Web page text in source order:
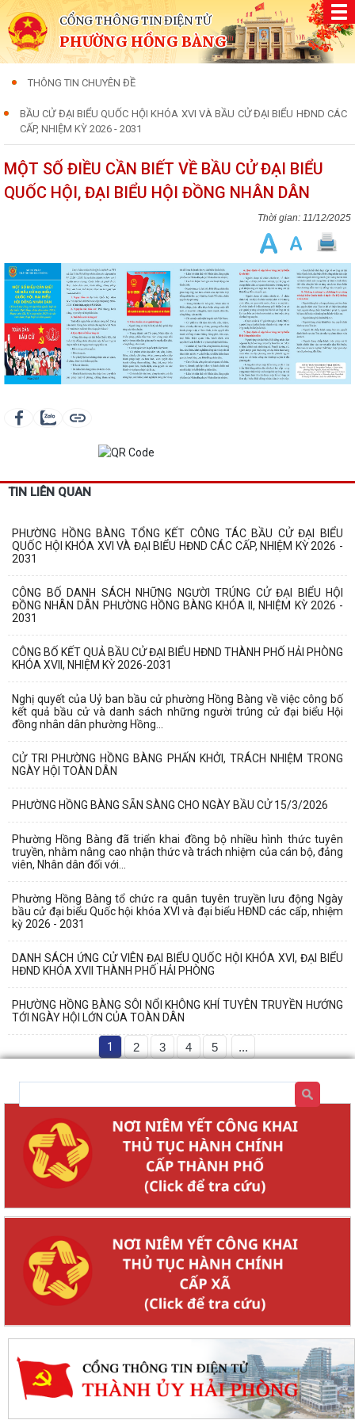
CỔNG THÔNG TIN ĐIỆN TỬ
PHƯỜNG HỒNG BÀNG
THÔNG TIN CHUYÊN ĐỀ
BẦU CỬ ĐẠI BIỂU QUỐC HỘI KHÓA XVI VÀ BẦU CỬ ĐẠI BIỂU HĐND CÁC
CẤP, NHIỆM KỲ 2026 - 2031
MỘT SỐ ĐIỀU CẦN BIẾT VỀ BẦU CỬ ĐẠI BIỂU
QUỐC HỘI, ĐẠI BIỂU HỘI ĐỒNG NHÂN DÂN
11/12/2025
TIN LIÊN QUAN
PHƯỜNG HỒNG BÀNG TỔNG KẾT CÔNG TÁC BẦU CỬ ĐẠI BIỂU
QUỐC HỘI KHÓA XVI VÀ ĐẠI BIỂU HĐND CÁC CẤP, NHIỆM KỲ 2026 -
2031
CÔNG BỐ DANH SÁCH NHỮNG NGƯỜI TRÚNG CỬ ĐẠI BIỂU HỘI
ĐỒNG NHÂN DÂN PHƯỜNG HỒNG BÀNG KHÓA II, NHIỆM KỲ 2026 -
2031
CÔNG BỐ KẾT QUẢ BẦU CỬ ĐẠI BIỂU HĐND THÀNH PHỐ HẢI PHÒNG
KHÓA XVII, NHIỆM KỲ 2026-2031
Nghị quyết của Uỷ ban bầu cử phường Hồng Bàng về việc công bố
kết quả bầu cử và danh sách những người trúng cử đại biểu Hội
đồng nhân dân phường Hồng...
CỬ TRI PHƯỜNG HỒNG BÀNG PHẤN KHỞI, TRÁCH NHIỆM TRONG
NGÀY HỘI TOÀN DÂN
PHƯỜNG HỒNG BÀNG SẴN SÀNG CHO NGÀY BẦU CỬ 15/3/2026
Phường Hồng Bàng đã triển khai đồng bộ nhiều hình thức tuyên
truyền, nhằm nâng cao nhận thức và trách nhiệm của cán bộ, đảng
viên, Nhân dân đối với...
Phường Hồng Bàng tổ chức ra quân tuyên truyền lưu động Ngày
bầu cử đại biểu Quốc hội khóa XVI và đại biểu HĐND các cấp, nhiệm
kỳ 2026 - 2031
DANH SÁCH ỨNG CỬ VIÊN ĐẠI BIỂU QUỐC HỘI KHÓA XVI, ĐẠI BIỂU
HĐND KHÓA XVII THÀNH PHỐ HẢI PHÒNG
PHƯỜNG HỒNG BÀNG SÔI NỔI KHÔNG KHÍ TUYÊN TRUYỀN HƯỚNG
TỚI NGÀY HỘI LỚN CỦA TOÀN DÂN
1 2 3 4 5 ...